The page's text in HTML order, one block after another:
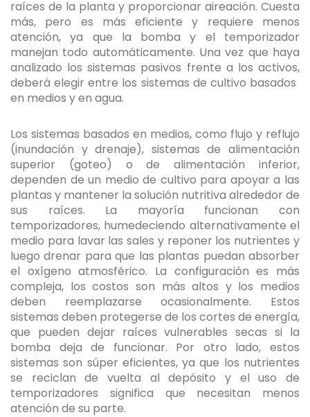
raíces de la planta y proporcionar aireación. Cuesta
más, pero es más eficiente y requiere menos
atención, ya que la bomba y el temporizador
manejan todo automáticamente. Una vez que haya
analizado los sistemas pasivos frente a los activos,
deberá elegir entre los sistemas de cultivo basados ​​
en medios y en agua.
Los sistemas basados ​​en medios, como flujo y reflujo
(inundación y drenaje), sistemas de alimentación
superior (goteo) o de alimentación inferior,
dependen de un medio de cultivo para apoyar a las
plantas y mantener la solución nutritiva alrededor de
sus raíces. La mayoría funcionan con
temporizadores, humedeciendo alternativamente el
medio para lavar las sales y reponer los nutrientes y
luego drenar para que las plantas puedan absorber
el oxígeno atmosférico. La configuración es más
compleja, los costos son más altos y los medios
deben reemplazarse ocasionalmente. Estos
sistemas deben protegerse de los cortes de energía,
que pueden dejar raíces vulnerables secas si la
bomba deja de funcionar. Por otro lado, estos
sistemas son súper eficientes, ya que los nutrientes
se reciclan de vuelta al depósito y el uso de
temporizadores significa que necesitan menos
atención de su parte.